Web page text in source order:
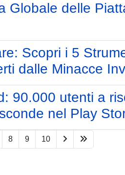
Globale delle
Scopri i 5
dalle Minacce
90.000 utenti a
nel Play
8 9 10